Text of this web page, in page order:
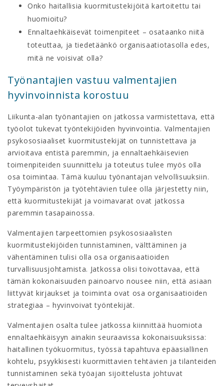
Onko haitallisia kuormitustekijöitä kartoitettu tai
huomioitu?
Ennaltaehkäisevät toimenpiteet – osataanko niitä
toteuttaa, ja tiedetäänkö organisaatiotasolla edes,
mitä ne voisivat olla?
Työnantajien vastuu valmentajien
hyvinvoinnista korostuu
Liikunta-alan työnantajien on jatkossa varmistettava, että
työolot tukevat työntekijöiden hyvinvointia. Valmentajien
psykososiaaliset kuormitustekijät on tunnistettava ja
arvioitava entistä paremmin, ja ennaltaehkäisevien
toimenpiteiden suunnittelu ja toteutus tulee myös olla
osa toimintaa. Tämä kuuluu työnantajan velvollisuuksiin.
Työympäristön ja työtehtävien tulee olla järjestetty niin,
että kuormitustekijät ja voimavarat ovat jatkossa
paremmin tasapainossa.
Valmentajien tarpeettomien psykososiaalisten
kuormitustekijöiden tunnistaminen, välttäminen ja
vähentäminen tulisi olla osa organisaatioiden
turvallisuusjohtamista. Jatkossa olisi toivottavaa, että
tämän kokonaisuuden painoarvo nousee niin, että asiaan
liittyvät kirjaukset ja toiminta ovat osa organisaatioiden
strategiaa – hyvinvoivat työntekijät.
Valmentajien osalta tulee jatkossa kiinnittää huomiota
ennaltaehkäisyyn ainakin seuraavissa kokonaisuuksissa:
haitallinen työkuormitus, työssä tapahtuva epäasiallinen
kohtelu, psyykkisesti kuormittavien tehtävien ja tilanteiden
tunnistaminen sekä työajan sijoittelusta johtuvat